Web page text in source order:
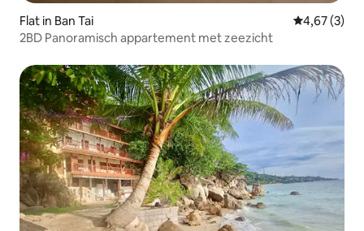
Flat in Ban Tai
4,67 (3)
2BD Panoramisch appartement met zeezicht